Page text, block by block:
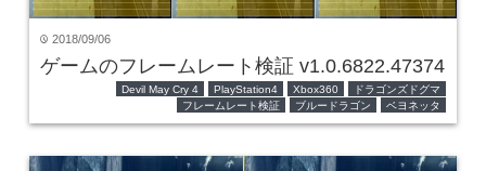
time 2018/09/06
ゲームのフレームレート検証 v1.0.6822.47374
Devil May Cry 4 PlayStation4 Xbox360
ドラゴンズドグマ
フレームレート検証
ブルードラゴン ベヨネッタ